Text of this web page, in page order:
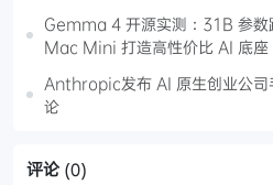
Gemma 4 开源实测：31B 参
Mac Mini 打造高性价比 AI 底座
Anthropic发布 AI 原生创业公司
论
评论 (0)